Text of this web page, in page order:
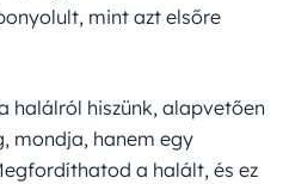
mint azt elsőre
halálról hiszünk, alapvetően
mondja, hanem egy
a halált, és ez